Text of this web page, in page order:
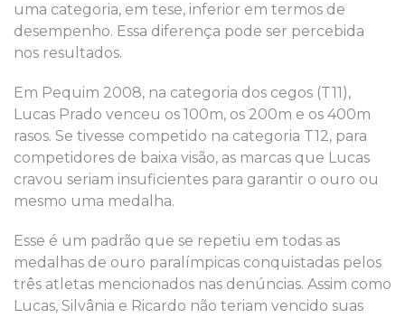
uma categoria, em tese, inferior em termos de
desempenho. Essa diferença pode ser percebida
nos resultados.
Em Pequim 2008, na categoria dos cegos (T11),
Lucas Prado venceu os 100m, os 200m e os 400m
rasos. Se tivesse competido na categoria T12, para
competidores de baixa visão, as marcas que Lucas
cravou seriam insuficientes para garantir o ouro ou
mesmo uma medalha.
Esse é um padrão que se repetiu em todas as
medalhas de ouro paralímpicas conquistadas pelos
três atletas mencionados nas denúncias. Assim como
Lucas, Silvânia e Ricardo não teriam vencido suas